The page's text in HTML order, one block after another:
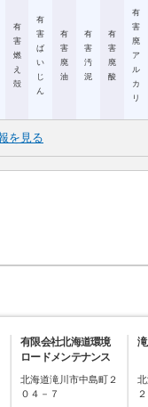
有
害
燃
え
殻
有
害
ば
い
じ
ん
有
害
廃
油
有
害
汚
泥
有
害
廃
酸
有
害
廃
ア
ル
カ
リ
を見る
有限会社北海道環境
ロードメンテナンス
北海道滝川市中島町２
０４－７